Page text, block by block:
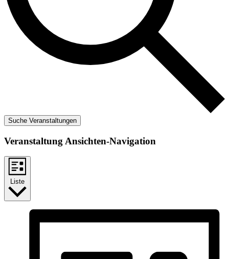
Suche Veranstaltungen
Veranstaltung Ansichten-Navigation
Liste